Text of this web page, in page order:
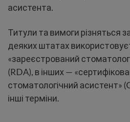
асистента.
Титули та вимоги різняться
деяких штатах
«зареєстрований
(RDA), в інших —
стоматологічний асистент»
інші терміни.